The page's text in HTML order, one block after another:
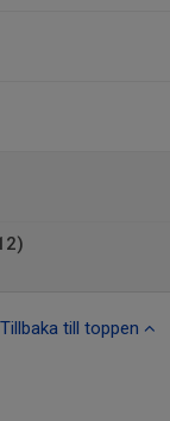
Tillbaka till toppen